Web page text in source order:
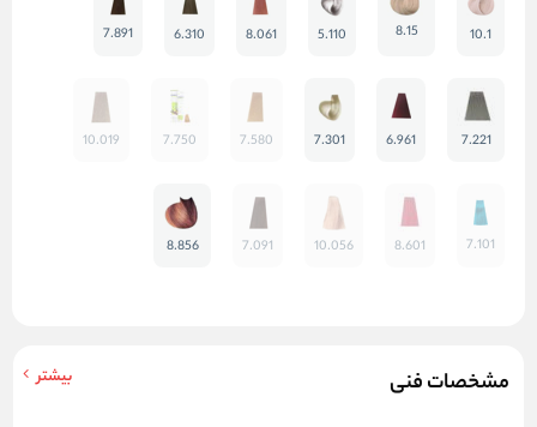
مشخصات فنی بیشتر
10.1
8.15
5.110
8.061
6.310
7.891
7.221
6.961
7.301
7.580
7.750
10.019
7.101
8.601
10.056
7.091
8.856